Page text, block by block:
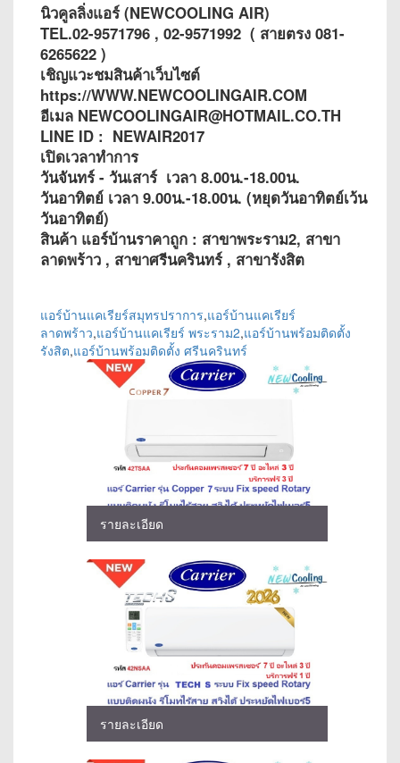
นิวคูลลิ่งแอร์ (NEWCOOLING AIR)
TEL.02-9571796 , 02-9571992 ( สายตรง 081-
6265622 )
เชิญแวะชมสินค้าเว็บไซต์
https://WWW.NEWCOOLINGAIR.COM
อีเมล NEWCOOLINGAIR@HOTMAIL.CO.TH
LINE ID : NEWAIR2017
เปิดเวลาทำการ
วันจันทร์ - วันเสาร์ เวลา 8.00น.-18.00น.
วันอาทิตย์ เวลา 9.00น.-18.00น. (หยุดวันอาทิตย์เว้น
วันอาทิตย์)
สินค้า แอร์บ้านราคาถูก : สาขาพระราม2, สาขา
ลาดพร้าว , สาขาศรีนครินทร์ , สาขารังสิต
แอร์บ้านแคเรียร์สมุทรปราการ,แอร์บ้านแคเรียร์
ลาดพร้าว,แอร์บ้านแคเรียร์ พระราม2,แอร์บ้านพร้อมติดตั้ง
รังสิต,แอร์บ้านพร้อมติดตั้ง ศรีนครินทร์
รายละเอียด
รายละเอียด